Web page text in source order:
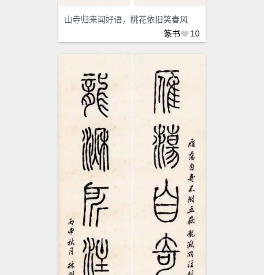
山寺归来闻好语，桃花依旧笑春风
篆书
10